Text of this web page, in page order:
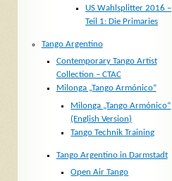
US Wahlsplitter 2016 –
Teil 1: Die Primaries
Tango Argentino
Contemporary Tango Artist
Collection – CTAC
Milonga „Tango Armónico“
Milonga „Tango Armónico“
(English Version)
Tango Technik Training
Tango Argentino in Darmstadt
Open Air Tango